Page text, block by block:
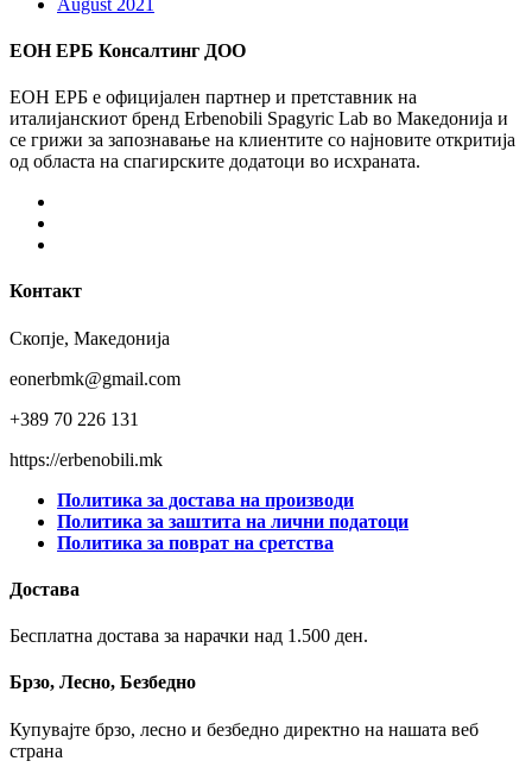
ЕОН ЕРБ Консалтинг ДОО
ЕОН ЕРБ е официјален партнер и претставник на
италијанскиот бренд Erbenobili Spagyric Lab во Македонија и
се грижи за запознавање на клиентите со најновите откритија
од областа на спагирските додатоци во исхраната.
Контакт
Скопје, Македонија
eonerbmk@gmail.com
+389 70 226 131
https://erbenobili.mk
Политика за достава на производи
Политика за заштита на лични податоци
Политика за поврат на сретства
Достава
Бесплатна достава за нарачки над 1.500 ден.
Брзо, Лесно, Безбедно
Купувајте брзо, лесно и безбедно директно на нашата веб
страна